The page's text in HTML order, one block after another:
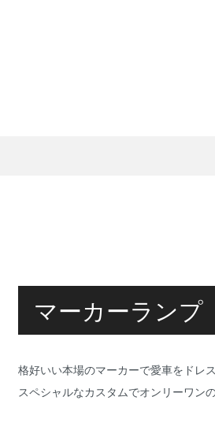
マーカーランプ
格好いい本場のマーカーで愛車をドレ
スペシャルなカスタムでオンリーワン